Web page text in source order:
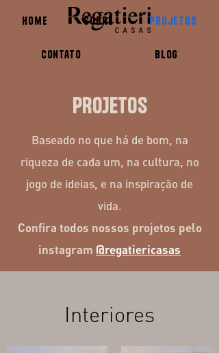
Home Sobre Projetos
Contato Blog
PROJETOS
Baseado no que há de bom, na
riqueza de cada um, na cultura, no
jogo de ideias, e na inspiração de
vida.
Confira todos nossos projetos pelo
instagram @regatiericasas
Interiores